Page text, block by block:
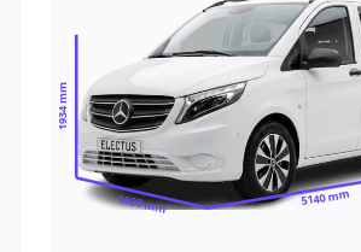
1934 mm
1928 mm 5140 mm